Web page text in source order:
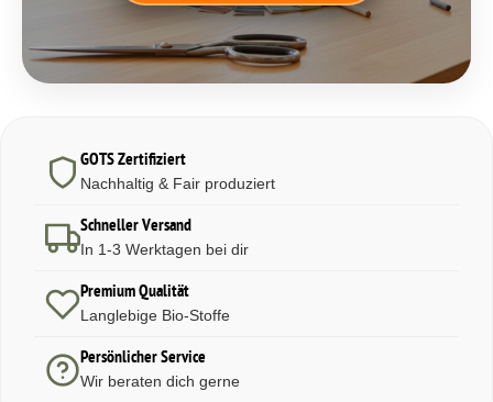
GOTS Zertifiziert
Nachhaltig & Fair produziert
Schneller Versand
In 1-3 Werktagen bei dir
Premium Qualität
Langlebige Bio-Stoffe
Persönlicher Service
Wir beraten dich gerne